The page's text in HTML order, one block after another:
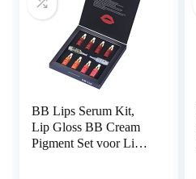
BB Lips Serum Kit,
Lip Gloss BB Cream
Pigment Set voor Lip